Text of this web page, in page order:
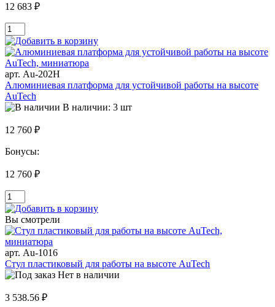
12 683 ₽
арт. Au-202H
Алюминиевая платформа для устойчивой работы на высоте
AuTech
В наличии: 3 шт
12 760 ₽
Бонусы:
12 760 ₽
Вы смотрели
арт. Au-1016
Стул пластиковый для работы на высоте AuTech
Нет в наличии
3 538.56 ₽